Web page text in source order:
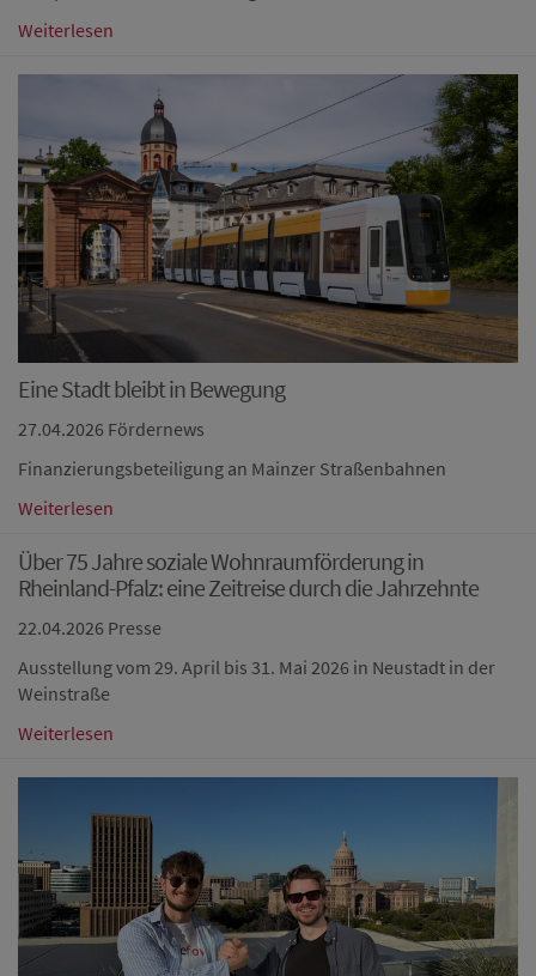
Weiterlesen
Eine Stadt bleibt in Bewegung
27.04.2026 Fördernews
Finanzierungsbeteiligung an Mainzer Straßenbahnen
Weiterlesen
Über 75 Jahre soziale Wohnraumförderung in
Rheinland-Pfalz: eine Zeitreise durch die Jahrzehnte
22.04.2026 Presse
Ausstellung vom 29. April bis 31. Mai 2026 in Neustadt in der
Weinstraße
Weiterlesen